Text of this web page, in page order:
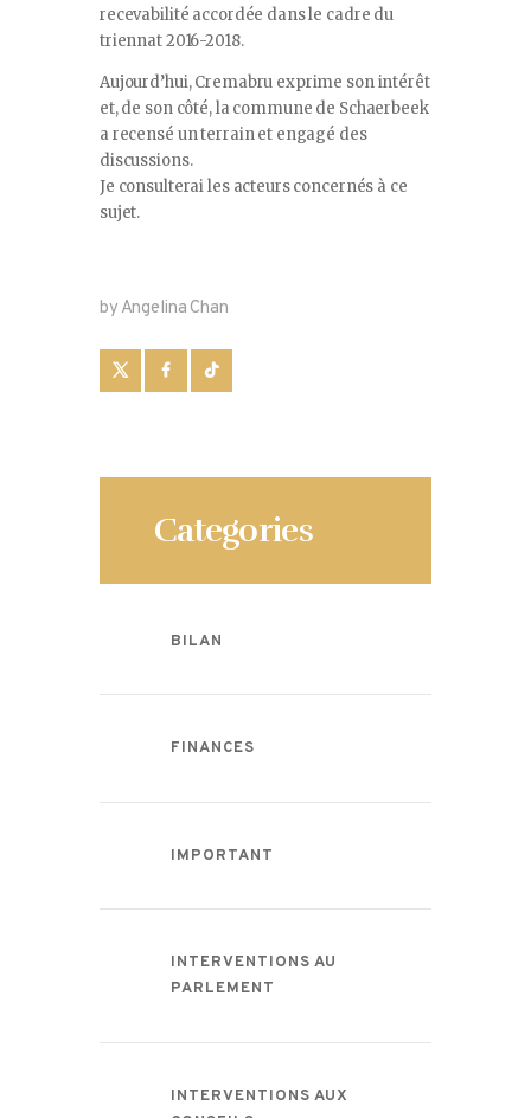
recevabilité accordée dans le cadre du
triennat 2016-2018.
Aujourd’hui, Cremabru exprime son intérêt
et, de son côté, la commune de Schaerbeek
a recensé un terrain et engagé des
discussions.
Je consulterai les acteurs concernés à ce
sujet.
by Angelina Chan
Categories
BILAN
FINANCES
IMPORTANT
INTERVENTIONS AU
PARLEMENT
INTERVENTIONS AUX